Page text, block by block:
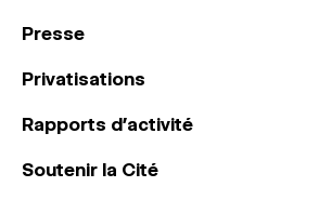
Presse
Privatisations
Rapports d’activité
Soutenir la Cité